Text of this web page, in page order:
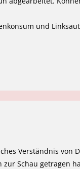
und
Verständnis von
zur Schau getragen